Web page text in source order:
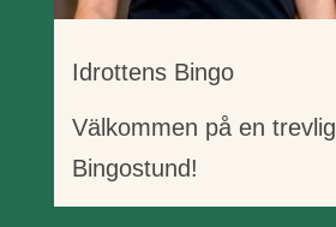
Idrottens Bingo
Välkommen på en trevlig
Bingostund!